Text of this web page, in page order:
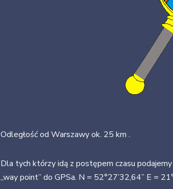
Odległość od Warszawy ok. 25 km .
Dla tych którzy idą z postępem czasu
„way point” do GPSa. N = 52°27’32,64” E =